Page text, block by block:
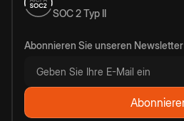
SOC 2 Typ II
Abonnieren Sie unseren Newsletter